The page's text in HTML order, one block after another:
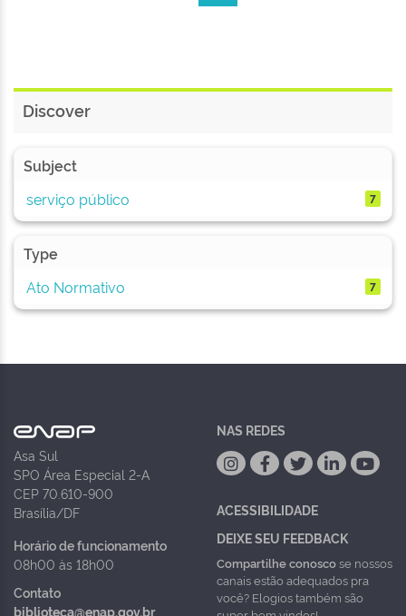
Discover
Subject
serviço público
7
Type
Ato Normativo
7
Asa Sul
SPO Área Especial 2-A
CEP 70.610-900
Brasília/DF
Horário de funcionamento
08h00 às 18h00
Contato
biblioteca@enap.gov.br
NAS REDES
ACESSIBILIDADE
DEIXE SEU FEEDBACK
Compartilhe conoscose nossos
canais estão adequados pra
você? Elogios também são